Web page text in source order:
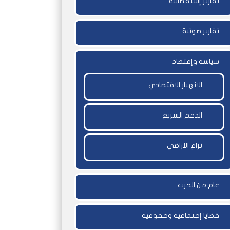
تقارير صوتية
سياسة وإقتصاد
الانهيار الاقتصادي
الدعم السريع
نزاع الاراضي
عام من الحرب
قضايا إجتماعية وحقوقية